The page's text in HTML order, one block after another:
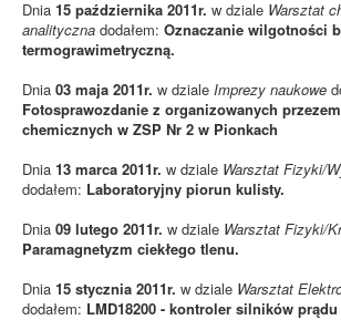
Dnia 15 października 2011r. w dziale Warsztat
analityczna dodałem: Oznaczanie wilgotności
termograwimetryczną.
Dnia 03 maja 2011r. w dziale Imprezy naukowe
Fotosprawozdanie z organizowanych
chemicznych w ZSP Nr 2 w Pionkach
Dnia 13 marca 2011r. w dziale Warsztat Fizyki/
dodałem: Laboratoryjny piorun kulisty.
Dnia 09 lutego 2011r. w dziale Warsztat Fizyki/
Paramagnetyzm ciekłego tlenu.
Dnia 15 stycznia 2011r. w dziale Warsztat
dodałem: LMD18200 - kontroler silników prądu